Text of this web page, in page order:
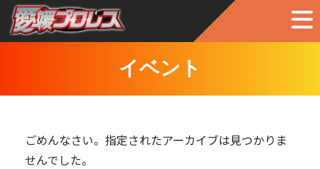
イベント
ごめんなさい。指定されたアーカイブは見つかりま
せんでした。